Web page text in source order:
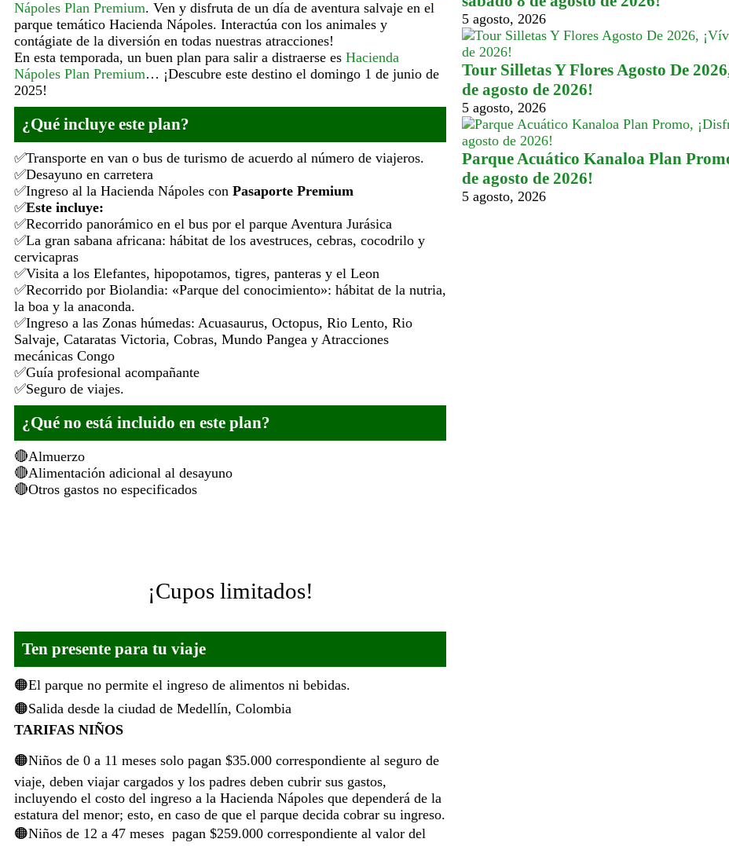
Nápoles Plan Premium. Ven y disfruta de un día de aventura salvaje en el
parque temático Hacienda Nápoles. Interactúa con los animales y
contágiate de la diversión en todas nuestras atracciones!
En esta temporada, un buen plan para salir a distraerse es Hacienda
Nápoles Plan Premium… ¡Descubre este destino el domingo 1 de junio de
2025!
¿Qué incluye este plan?
Transporte en van o bus de turismo de acuerdo al número de viajeros.
Desayuno en carretera
Ingreso al la Hacienda Nápoles con Pasaporte Premium
Este incluye:
Recorrido panorámico en el bus por el parque Aventura Jurásica
La gran sabana africana: hábitat de los avestruces, cebras, cocodrilo y
cervicapras
Visita a los Elefantes, hipopotamos, tigres, panteras y el Leon
Recorrido por Biolandia: «Parque del conocimiento»: hábitat de la nutria,
la boa y la anaconda.
Ingreso a las Zonas húmedas: Acuasaurus, Octopus, Rio Lento, Rio
Salvaje, Cataratas Victoria, Cobras, Mundo Pangea y Atracciones
mecánicas Congo
Guía profesional acompañante
Seguro de viajes.
¿Qué no está incluido en este plan?
Almuerzo
Alimentación adicional al desayuno
Otros gastos no especificados
Cupos limitados
Ten presente para tu viaje
El parque no permite el ingreso de alimentos ni bebidas.
Salida desde la ciudad de Medellín, Colombia
TARIFAS NIÑOS
Niños de 0 a 11 meses solo pagan $35.000 correspondiente al seguro de
viaje, deben viajar cargados y los padres deben cubrir sus gastos,
incluyendo el costo del ingreso a la Hacienda Nápoles que dependerá de la
estatura del menor; esto, en caso de que el parque decida cobrar su ingreso.
Niños de 12 a 47 meses pagan $259.000 correspondiente al valor del
5 agosto, 2026
Tour Silletas Y Flores Agosto De
de agosto de 2026!
5 agosto, 2026
Parque Acuático Kanaloa Plan
de agosto de 2026!
5 agosto, 2026